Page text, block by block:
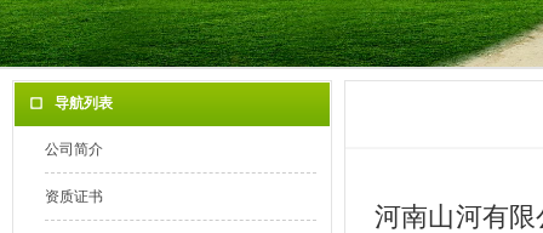
导航列表
公司简介
资质证书
河南山河有